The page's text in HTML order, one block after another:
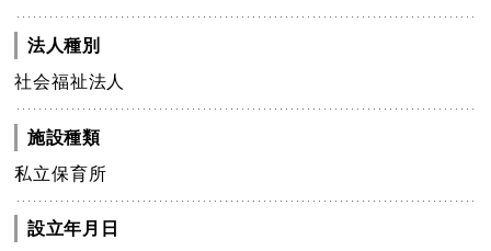
法人種別
社会福祉法人
施設種類
私立保育所
設立年月日